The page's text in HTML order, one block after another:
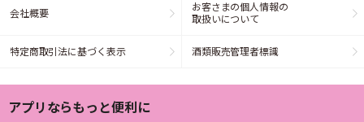
会社概要
お客さまの個人情報の
取扱いについて
特定商取引法に基づく表示 酒類販売管理者標識
アプリならもっと便利に